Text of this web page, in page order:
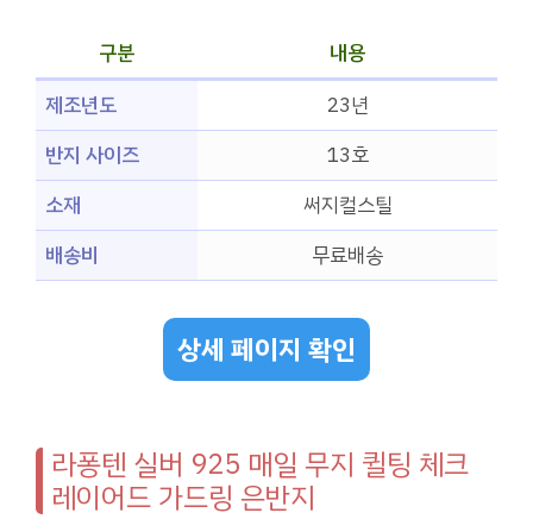
구분
내용
제조년도
23년
반지 사이즈
13호
소재
써지컬스틸
배송비
무료배송
상세 페이지 확인
라퐁텐 실버 925 매일 무지 퀼팅 체크
레이어드 가드링 은반지